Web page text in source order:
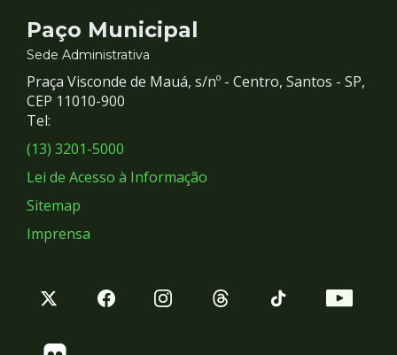
Contato
e
Redes
Sociais
Paço Municipal
Sede Administrativa
Praça Visconde de Mauá, s/nº - Centro, Santos - SP,
CEP 11010-900
Tel:
(13) 3201-5000
Lei de Acesso à Informação
Sitemap
Imprensa